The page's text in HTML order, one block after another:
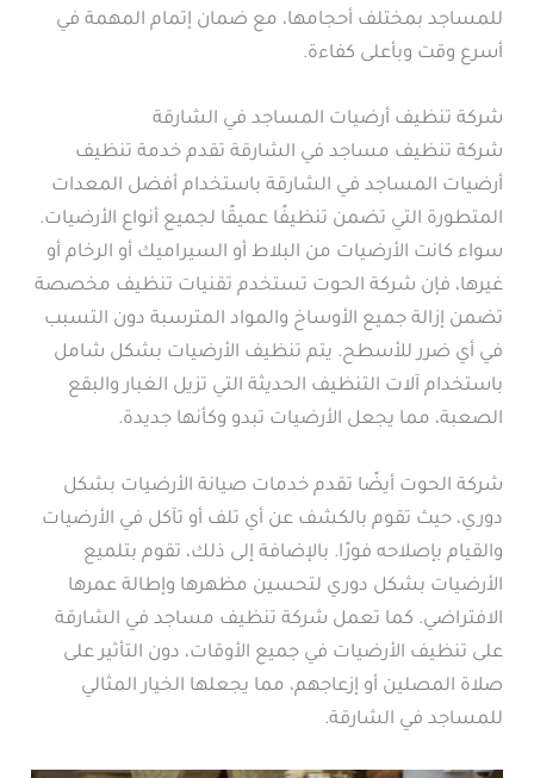
للمساجد بمختلف أحجامها، مع ضمان إتمام المهمة في
أسرع وقت وبأعلى كفاءة.
شركة تنظيف أرضيات المساجد في الشارقة
شركة تنظيف مساجد في الشارقة تقدم خدمة تنظيف
أرضيات المساجد في الشارقة باستخدام أفضل المعدات
المتطورة التي تضمن تنظيفًا عميقًا لجميع أنواع الأرضيات.
سواء كانت الأرضيات من البلاط أو السيراميك أو الرخام أو
غيرها، فإن شركة الحوت تستخدم تقنيات تنظيف مخصصة
تضمن إزالة جميع الأوساخ والمواد المترسبة دون التسبب
في أي ضرر للأسطح. يتم تنظيف الأرضيات بشكل شامل
باستخدام آلات التنظيف الحديثة التي تزيل الغبار والبقع
الصعبة، مما يجعل الأرضيات تبدو وكأنها جديدة.
شركة الحوت أيضًا تقدم خدمات صيانة الأرضيات بشكل
دوري، حيث تقوم بالكشف عن أي تلف أو تآكل في الأرضيات
والقيام بإصلاحه فورًا. بالإضافة إلى ذلك، تقوم بتلميع
الأرضيات بشكل دوري لتحسين مظهرها وإطالة عمرها
الافتراضي. كما تعمل شركة تنظيف مساجد في الشارقة
على تنظيف الأرضيات في جميع الأوقات، دون التأثير على
صلاة المصلين أو إزعاجهم، مما يجعلها الخيار المثالي
للمساجد في الشارقة.